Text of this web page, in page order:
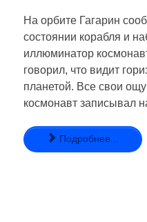
На орбите Гагарин
состоянии корабля и
иллюминатор
говорил, что видит
планетой. Все свои
космонавт записывал
Подробнее...